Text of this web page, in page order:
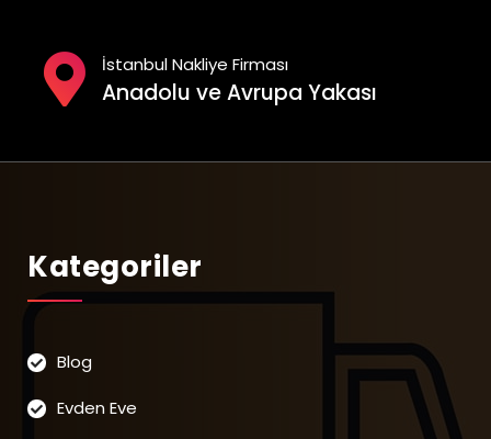
İstanbul Nakliye Firması
Anadolu ve Avrupa Yakası
Kategoriler
Blog
Evden Eve